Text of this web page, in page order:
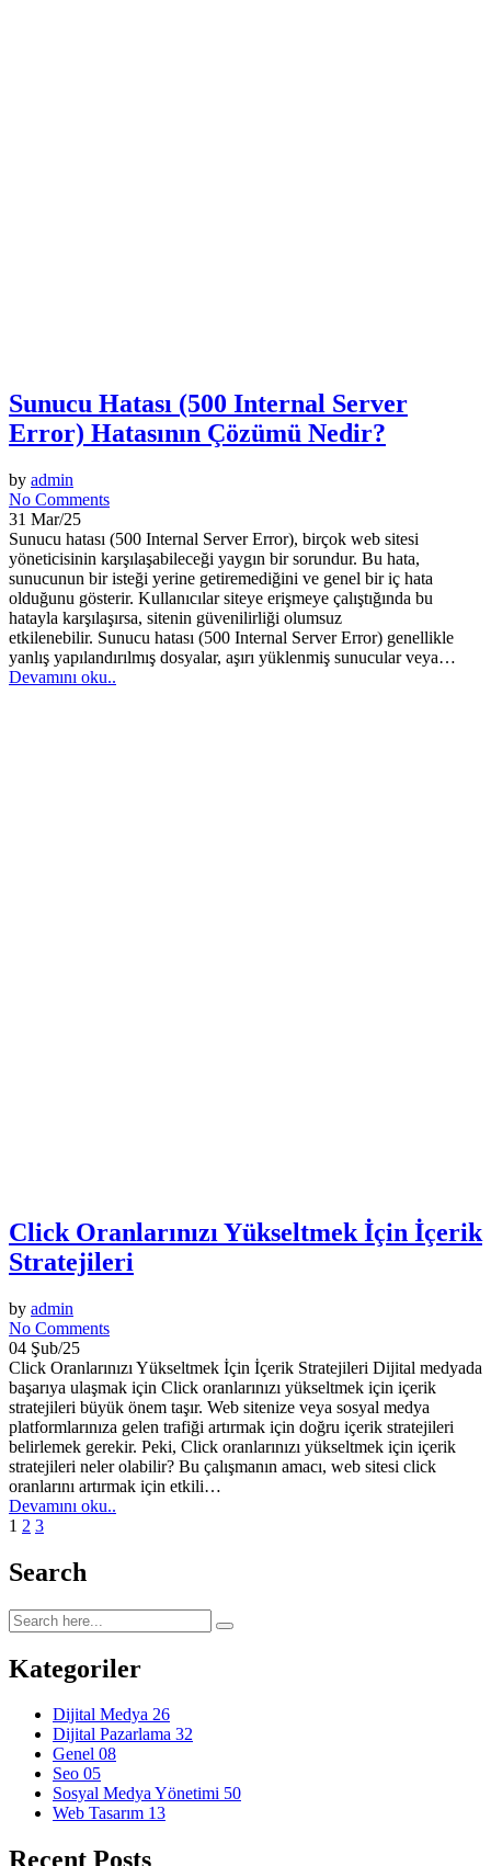
Sunucu Hatası (500 Internal Server
Error) Hatasının Çözümü Nedir?
by admin
No Comments
31 Mar/25
Sunucu hatası (500 Internal Server Error), birçok web sitesi
yöneticisinin karşılaşabileceği yaygın bir sorundur. Bu hata,
sunucunun bir isteği yerine getiremediğini ve genel bir iç hata
olduğunu gösterir. Kullanıcılar siteye erişmeye çalıştığında bu
hatayla karşılaşırsa, sitenin güvenilirliği olumsuz
etkilenebilir. Sunucu hatası (500 Internal Server Error) genellikle
yanlış yapılandırılmış dosyalar, aşırı yüklenmiş sunucular veya…
Devamını oku..
Click Oranlarınızı Yükseltmek İçin İçerik
Stratejileri
by admin
No Comments
04 Şub/25
Click Oranlarınızı Yükseltmek İçin İçerik Stratejileri Dijital medyada
başarıya ulaşmak için Click oranlarınızı yükseltmek için içerik
stratejileri büyük önem taşır. Web sitenize veya sosyal medya
platformlarınıza gelen trafiği artırmak için doğru içerik stratejileri
belirlemek gerekir. Peki, Click oranlarınızı yükseltmek için içerik
stratejileri neler olabilir? Bu çalışmanın amacı, web sitesi click
oranlarını artırmak için etkili…
Devamını oku..
1 2 3
Search
Kategoriler
Dijital Medya 26
Dijital Pazarlama 32
Genel 08
Seo 05
Sosyal Medya Yönetimi 50
Web Tasarım 13
Recent Posts